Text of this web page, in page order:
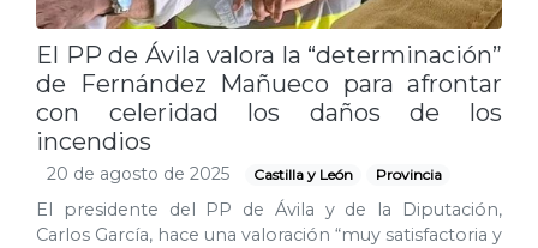
El PP de Ávila valora la “determinación”
de Fernández Mañueco para afrontar
con celeridad los daños de los
incendios
20 de agosto de 2025 Castilla y León Provincia
El presidente del PP de Ávila y de la Diputación,
Carlos García, hace una valoración “muy satisfactoria y